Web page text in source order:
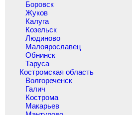
Боровск
Жуков
Калуга
Козельск
Людиново
Малоярославец
Обнинск
Таруса
Костромская область
Волгореченск
Галич
Кострома
Макарьев